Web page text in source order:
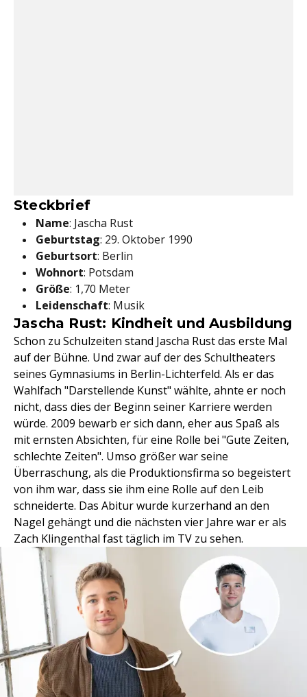
Steckbrief
Name: Jascha Rust
Geburtstag: 29. Oktober 1990
Geburtsort: Berlin
Wohnort: Potsdam
Größe: 1,70 Meter
Leidenschaft: Musik
Jascha Rust: Kindheit und Ausbildung
Schon zu Schulzeiten stand Jascha Rust das erste Mal
auf der Bühne. Und zwar auf der des Schultheaters
seines Gymnasiums in Berlin-Lichterfeld. Als er das
Wahlfach "Darstellende Kunst" wählte, ahnte er noch
nicht, dass dies der Beginn seiner Karriere werden
würde. 2009 bewarb er sich dann, eher aus Spaß als
mit ernsten Absichten, für eine Rolle bei "Gute Zeiten,
schlechte Zeiten". Umso größer war seine
Überraschung, als die Produktionsfirma so begeistert
von ihm war, dass sie ihm eine Rolle auf den Leib
schneiderte. Das Abitur wurde kurzerhand an den
Nagel gehängt und die nächsten vier Jahre war er als
Zach Klingenthal fast täglich im TV zu sehen.